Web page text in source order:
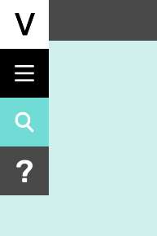
Aller
principal